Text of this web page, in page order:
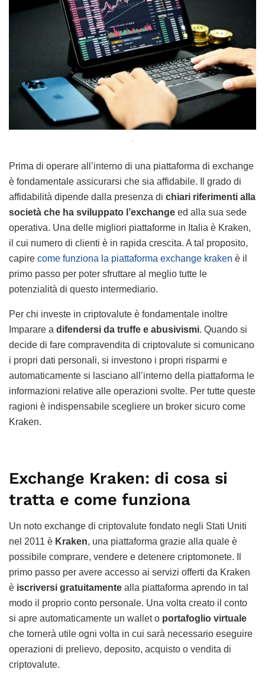
.
Prima di operare all’interno di una piattaforma di exchange
è fondamentale assicurarsi che sia affidabile. Il grado di
affidabilità dipende dalla presenza di chiari riferimenti alla
società che ha sviluppato l’exchange ed alla sua sede
operativa. Una delle migliori piattaforme in Italia è Kraken,
il cui numero di clienti è in rapida crescita. A tal proposito,
capire come funziona la piattaforma exchange kraken è il
primo passo per poter sfruttare al meglio tutte le
potenzialità di questo intermediario.
Per chi investe in criptovalute è fondamentale inoltre
Imparare a difendersi da truffe e abusivismi. Quando si
decide di fare compravendita di criptovalute si comunicano
i propri dati personali, si investono i propri risparmi e
automaticamente si lasciano all’interno della piattaforma le
informazioni relative alle operazioni svolte. Per tutte queste
ragioni è indispensabile scegliere un broker sicuro come
Kraken.
Exchange Kraken: di cosa si
tratta e come funziona
Un noto exchange di criptovalute fondato negli Stati Uniti
nel 2011 è Kraken, una piattaforma grazie alla quale è
possibile comprare, vendere e detenere criptomonete. Il
primo passo per avere accesso ai servizi offerti da Kraken
è iscriversi gratuitamente alla piattaforma aprendo in tal
modo il proprio conto personale. Una volta creato il conto
si apre automaticamente un wallet o portafoglio virtuale
che tornerà utile ogni volta in cui sarà necessario eseguire
operazioni di prelievo, deposito, acquisto o vendita di
criptovalute.